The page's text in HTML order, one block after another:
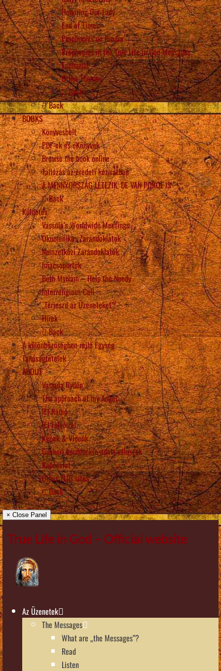
Honoring Our Lady
End of Times
Prophecies on Russia
Prophecies in the True Life in God Messages
Eucharist
Other Themes
Back
Back
BOOKS
Könyvesbolt
PDF-ek és eKönyvek
Browse the book online
Tallózás az eredeti kéziratban
A MENNYORSZÁG LÉTEZIK, DE VAN POKOL IS
Back
Küldetés
Vassula’s Worldwide Meetings
Ökumenikus Zarándoklatok
Nemzetközi Zarándoklatok
Imacsoportok
Beth Myriam – Help the Needy
Interreligious Call
„Terjeszd az Üzeneteket”!
Hírek
Back
A különbözőségben rejlő Egység
Tanúságtételek
ABOUT
Vassula Rydén
The approach of my Angel
IÉI Rádió
IÉI Folyóirat
Képek & Videók
Gyakori kérdésekre adott válaszok
Kapcsolat
Other TLIG sites
Back
× Close Panel
True Life in God – Official website
Az Üzenetek
The Messages
What are „the Messages”?
Read
Listen